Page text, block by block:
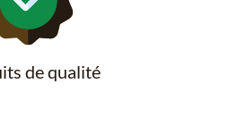
de qualité